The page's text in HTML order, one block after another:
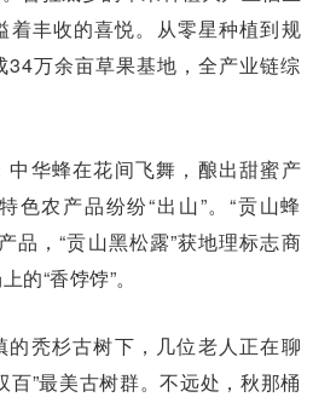
着丰收的喜悦。从零星种植到规
万余亩草果基地，全产业链综
中华蜂在花间飞舞，酿出甜蜜产
色农产品纷纷“出山”。“贡山蜂
品，“贡山黑松露”获地理标志商
的“香饽饽”。
的秃杉古树下，几位老人正在聊
百”最美古树群。不远处，秋那桶